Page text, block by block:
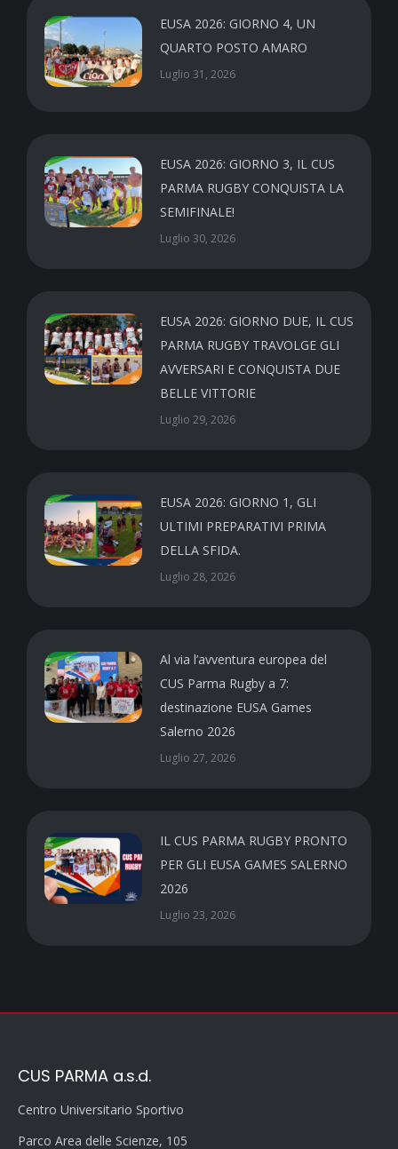
EUSA 2026: GIORNO 4, UN
QUARTO POSTO AMARO
Luglio 31, 2026
EUSA 2026: GIORNO 3, IL CUS
PARMA RUGBY CONQUISTA LA
SEMIFINALE!
Luglio 30, 2026
EUSA 2026: GIORNO DUE, IL CUS
PARMA RUGBY TRAVOLGE GLI
AVVERSARI E CONQUISTA DUE
BELLE VITTORIE
Luglio 29, 2026
EUSA 2026: GIORNO 1, GLI
ULTIMI PREPARATIVI PRIMA
DELLA SFIDA.
Luglio 28, 2026
Al via l’avventura europea del
CUS Parma Rugby a 7:
destinazione EUSA Games
Salerno 2026
Luglio 27, 2026
IL CUS PARMA RUGBY PRONTO
PER GLI EUSA GAMES SALERNO
2026
Luglio 23, 2026
CUS PARMA a.s.d.
Centro Universitario Sportivo
Parco Area delle Scienze, 105